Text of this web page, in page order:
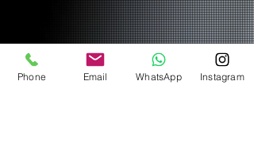
Phone Email WhatsApp Instagram